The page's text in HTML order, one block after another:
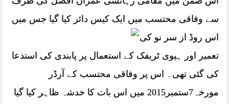
سے وفاقی محتسب میں ایک کیس دائر کیا گیا جس میں
اس روڈ از سر نو کی
تعمیر اور ہیوی ٹریفک کے استعمال پر پابندی کی استدعا
کی گئی تھی۔ اس پر وفاقی محتسب کے آرڈر
مورخہ7ستمبر2015 میں اس بات کا خدشہ ظاہر کیا گیا